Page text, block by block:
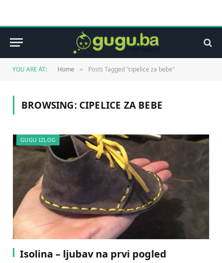
YOU ARE AT: Home » Posts Tagged "cipelice za bebe"
BROWSING: CIPELICE ZA BEBE
GUGU IZLOG
Isolina – ljubav na prvi pogled